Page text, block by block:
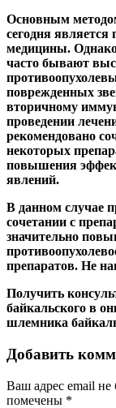
Основным
сегодня
медицины.
часто бывают
поврежденных
вторичному
проведении
рекомендовано
некоторых
повышения
явлений.
В данном случае
сочетании с
значительно
препаратов. Не
Получить
байкальского в
шлемника
Добавить
Ваш адрес email не
помечены *